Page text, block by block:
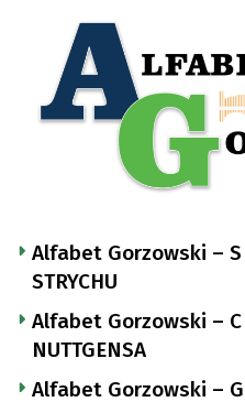
Alfabet Gorzowski – S
STRYCHU
Alfabet Gorzowski – C
NUTTGENSA
Alfabet Gorzowski – G